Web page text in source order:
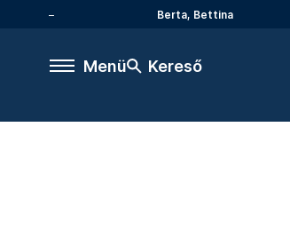
Berta, Bettina
Menü Kereső